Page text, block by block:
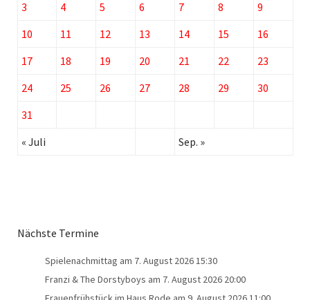
3 4 5 6 7 8
9
10
11 12 13 14 15
16
17
18 19 20 21 22
23
24
25 26 27 28 29
30
31
« Juli
Sep. »
Nächste Termine
Spielenachmittag am 7. August 2026 15:30
Franzi & The Dorstyboys am 7. August 2026 20:00